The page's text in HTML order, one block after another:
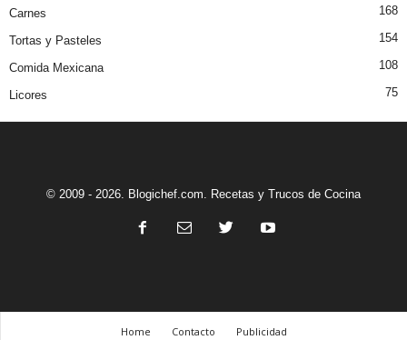
Carnes 168
Tortas y Pasteles 154
Comida Mexicana 108
Licores 75
© 2009 - 2026. Blogichef.com. Recetas y Trucos de Cocina
Home Contacto Publicidad